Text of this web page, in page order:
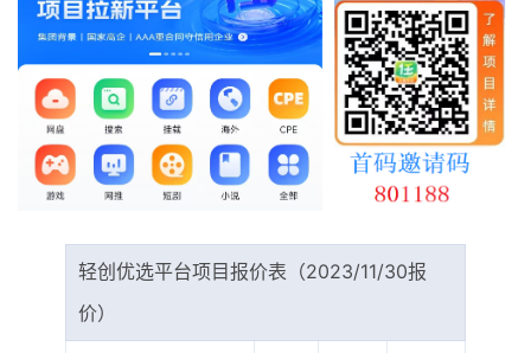
电商入门
最新通知
项目介绍
轻创优选平台项目报价表（2023/11/30报
价）